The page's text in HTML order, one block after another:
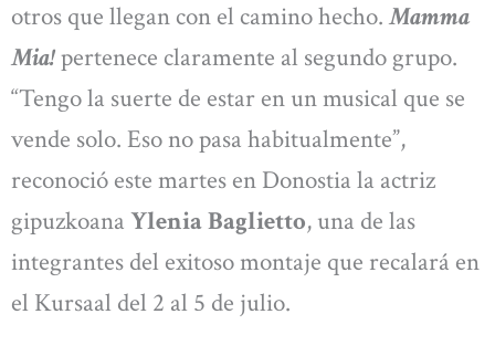
otros que llegan con el camino hecho. Mamma
Mia!pertenece claramente al segundo grupo.
“Tengo la suerte de estar en un musical que se
vende solo. Eso no pasa habitualmente”,
reconoció este martes en Donostia la actriz
gipuzkoana Ylenia Baglietto, una de las
integrantes del exitoso montaje que recalará en
el Kursaal del 2 al 5 de julio.